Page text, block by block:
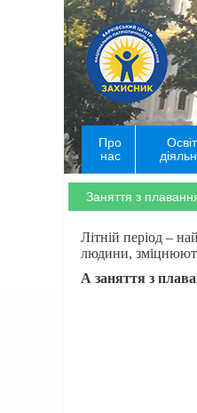
Про
нас
Заняття з
Літній період –
людини, зміцнюють
А заняття з